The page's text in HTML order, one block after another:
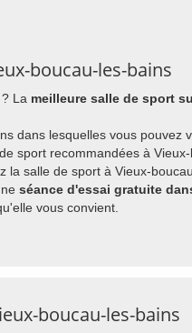
boucau-les-bains
? La meilleure salle de sport
dans lesquelles vous pouvez
sport recommandées à
salle de sport à Vieux-
séance d'essai gratuite
vous convient.
boucau-les-bains